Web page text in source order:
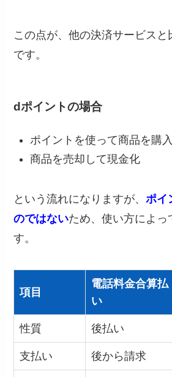
この点が、他の決済サービスと
です。
dポイントの場合
ポイントを使って商品を購入
商品を売却して現金化
という流れになりますが、ポイ
のではないため、使い方によっ
す。
項目
電話料金合算払
い
性質 後払い
支払い 後から請求